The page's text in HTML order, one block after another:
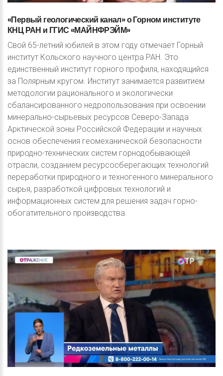
«Первый геологический канал»оГорном институте
КНЦ РАН и ГГИС «МАЙНФРЭЙМ»
Свой 65-летний юбилей в этом году отмечает Горный
институт Кольского научного центра РАН. Это
единственный институт горного профиля, находящийся
за Полярным кругом. Институт занимается развитием
методологии рационального и экологически
сбалансированного недропользования при освоении
минерально-сырьевых ресурсов Северо-Запада
Арктической зоны Российской Федерации и научных
основ обеспечения геомеханической безопасности
природно-технических систем горнодобывающей
отрасли, созданием ресурсосберегающих технологий
переработки природного и техногенного минерального
сырья, разработкой цифровых технологий и
информационных систем для решения задач горно-
обогатительного производства.